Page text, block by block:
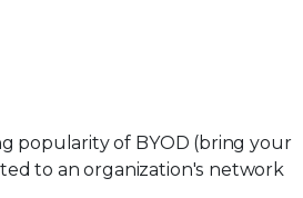
popularity of BYOD (bring your
to an organization's network